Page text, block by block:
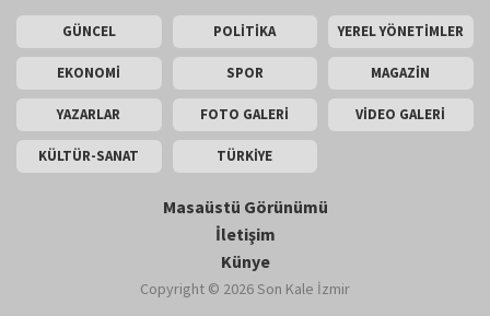
GÜNCEL POLİTİKA YEREL YÖNETİMLER
EKONOMİ SPOR MAGAZİN
YAZARLAR FOTO GALERİ VİDEO GALERİ
KÜLTÜR-SANAT TÜRKİYE
Masaüstü Görünümü
İletişim
Künye
Copyright © 2026 Son Kale İzmir